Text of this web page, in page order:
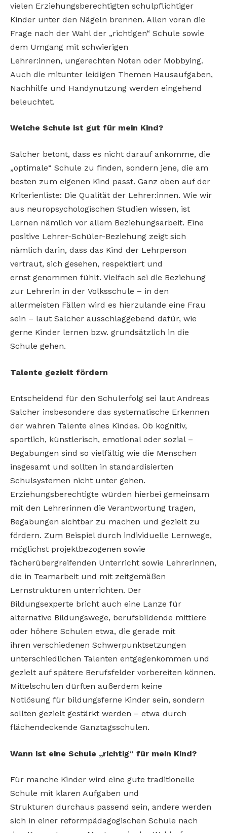
vielen Erziehungsberechtigten schulpflichtiger
Kinder unter den Nägeln brennen. Allen voran die
Frage nach der Wahl der „richtigen“ Schule sowie
dem Umgang mit schwierigen
Lehrer:innen, ungerechten Noten oder Mobbying.
Auch die mitunter leidigen Themen Hausaufgaben,
Nachhilfe und Handynutzung werden eingehend
beleuchtet.
Welche Schule ist gut für mein Kind?
Salcher betont, dass es nicht darauf ankomme, die
„optimale“ Schule zu finden, sondern jene, die am
besten zum eigenen Kind passt. Ganz oben auf der
Kriterienliste: Die Qualität der Lehrer:innen. Wie wir
aus neuropsychologischen Studien wissen, ist
Lernen nämlich vor allem Beziehungsarbeit. Eine
positive Lehrer-Schüler-Beziehung zeigt sich
nämlich darin, dass das Kind der Lehrperson
vertraut, sich gesehen, respektiert und
ernst genommen fühlt. Vielfach sei die Beziehung
zur Lehrerin in der Volksschule – in den
allermeisten Fällen wird es hierzulande eine Frau
sein – laut Salcher ausschlaggebend dafür, wie
gerne Kinder lernen bzw. grundsätzlich in die
Schule gehen.
Talente gezielt fördern
Entscheidend für den Schulerfolg sei laut Andreas
Salcher insbesondere das systematische Erkennen
der wahren Talente eines Kindes. Ob kognitiv,
sportlich, künstlerisch, emotional oder sozial –
Begabungen sind so vielfältig wie die Menschen
insgesamt und sollten in standardisierten
Schulsystemen nicht unter gehen.
Erziehungsberechtigte würden hierbei gemeinsam
mit den Lehrerinnen die Verantwortung tragen,
Begabungen sichtbar zu machen und gezielt zu
fördern. Zum Beispiel durch individuelle Lernwege,
möglichst projektbezogenen sowie
fächerübergreifenden Unterricht sowie Lehrerinnen,
die in Teamarbeit und mit zeitgemäßen
Lernstrukturen unterrichten. Der
Bildungsexperte bricht auch eine Lanze für
alternative Bildungswege, berufsbildende mittlere
oder höhere Schulen etwa, die gerade mit
ihren verschiedenen Schwerpunktsetzungen
unterschiedlichen Talenten entgegenkommen und
gezielt auf spätere Berufsfelder vorbereiten können.
Mittelschulen dürften außerdem keine
Notlösung für bildungsferne Kinder sein, sondern
sollten gezielt gestärkt werden – etwa durch
flächendeckende Ganztagsschulen.
Wann ist eine Schule „richtig“ für mein Kind?
Für manche Kinder wird eine gute traditionelle
Schule mit klaren Aufgaben und
Strukturen durchaus passend sein, andere werden
sich in einer reformpädagogischen Schule nach